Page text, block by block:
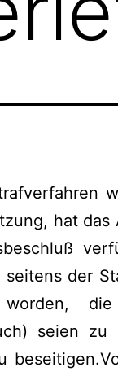
hat
seitens der
worden,
seien